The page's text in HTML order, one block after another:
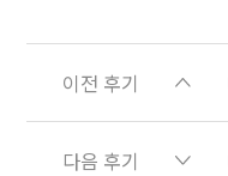
이전 후기
다음 후기